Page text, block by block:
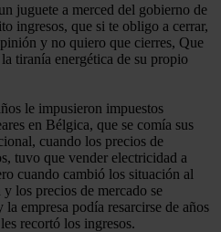
juguete a merced del gobierno de
ingresos, que si te obligo a cerrar,
y no quiero que cierres, Que
tiranía energética de su propio
le impusieron impuestos
en Bélgica, que se comía sus
cuando los precios de
tuvo que vender electricidad a
cuando cambió los situación al
los precios de mercado se
empresa podía resarcirse de años
recortó los ingresos.